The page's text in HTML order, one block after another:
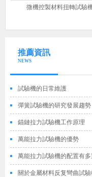
微機控製材料扭轉試驗
推薦資訊
NEWS
試驗機的日常維護
彈簧試驗機的研究發展趨勢
錨鏈拉力試驗機工作原理
萬能拉力試驗機的優勢
萬能拉力試驗機的配置有
置 關於金屬材料反复彎曲試